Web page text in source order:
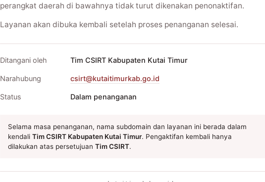
perangkat daerah di bawahnya tidak turut dikenakan penonaktifan.
Layanan akan dibuka kembali setelah proses penanganan selesai.
Ditangani oleh Tim CSIRT Kabupaten Kutai Timur
Narahubung csirt@kutaitimurkab.go.id
Status Dalam penanganan
Selama masa penanganan, nama subdomain dan layanan ini berada dalam
kendali Tim CSIRT Kabupaten Kutai Timur. Pengaktifan kembali hanya
dilakukan atas persetujuan Tim CSIRT.